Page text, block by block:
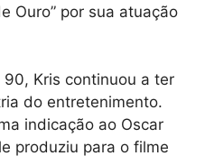
Ouro” por sua atuação
Kris continuou a ter
do entretenimento.
indicação ao Oscar
produziu para o filme